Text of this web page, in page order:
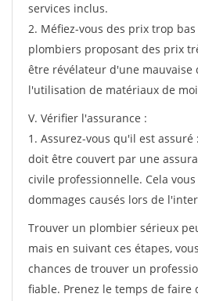
services inclus.
2. Méfiez-vous des prix trop
plombiers proposant des prix
être révélateur d'une
l'utilisation de matériaux de
V. Vérifier l'assurance :
1. Assurez-vous qu'il est
doit être couvert par une
civile professionnelle. Cela
dommages causés lors de
Trouver un plombier sérieux
mais en suivant ces étapes,
chances de trouver un
fiable. Prenez le temps de faire